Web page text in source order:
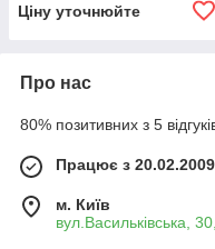
Ціну уточнюйте
Про нас
80% позитивних з 5
Працює з 20.02.2009
м. Київ
вул.Васильківська,